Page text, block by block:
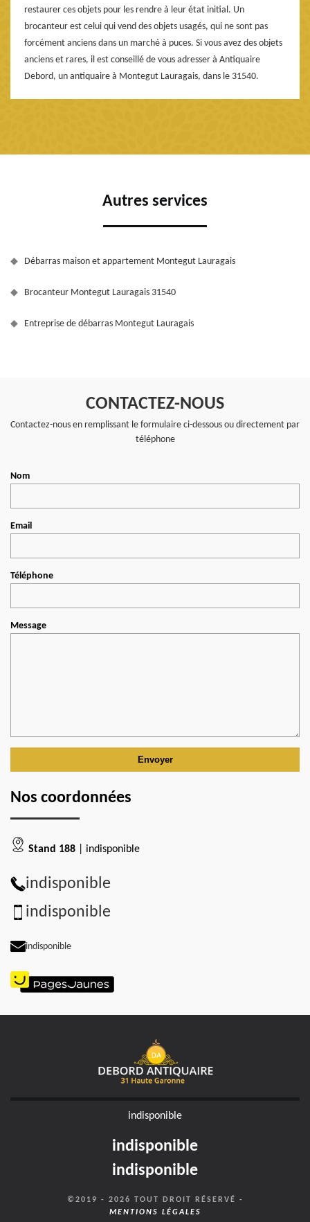
restaurer ces objets pour les rendre à leur état initial. Un
brocanteur est celui qui vend des objets usagés, qui ne sont pas
forcément anciens dans un marché à puces. Si vous avez des objets
anciens et rares, il est conseillé de vous adresser à Antiquaire
Debord, un antiquaire à Montegut Lauragais, dans le 31540.
Autres services
Débarras maison et appartement Montegut Lauragais
Brocanteur Montegut Lauragais 31540
Entreprise de débarras Montegut Lauragais
CONTACTEZ-NOUS
Contactez-nous en remplissant le formulaire ci-dessous ou directement par
téléphone
Nom
Email
Téléphone
Message
Nos coordonnées
Stand 188 | indisponible
indisponible
indisponible
indisponible
indisponible
indisponible
indisponible
©2019 - 2026 TOUT DROIT RÉSERVÉ -
MENTIONS LÉGALES